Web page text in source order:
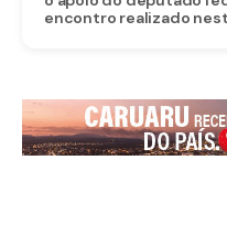
encontro realizado